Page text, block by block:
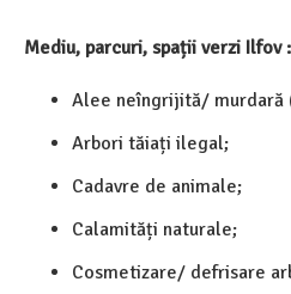
Mediu, parcuri, spații verzi Ilfov :
Alee neîngrijită/ murdară
Arbori tăiați ilegal;
Cadavre de animale;
Calamități naturale;
Cosmetizare/ defrisare